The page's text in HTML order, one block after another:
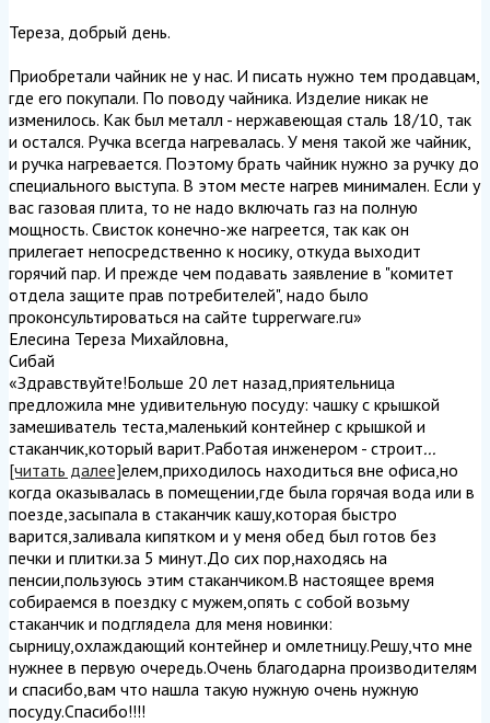
Тереза, добрый день.
Приобретали чайник не у нас. И писать нужно тем продавцам,
где его покупали. По поводу чайника. Изделие никак не
изменилось. Как был металл - нержавеющая сталь 18/10, так
и остался. Ручка всегда нагревалась. У меня такой же чайник,
и ручка нагревается. Поэтому брать чайник нужно за ручку до
специального выступа. В этом месте нагрев минимален. Если у
вас газовая плита, то не надо включать газ на полную
мощность. Свисток конечно-же нагреется, так как он
прилегает непосредственно к носику, откуда выходит
горячий пар. И прежде чем подавать заявление в "комитет
отдела защите прав потребителей", надо было
проконсультироваться на сайте tupperware.ru»
Елесина Тереза Михайловна,
Сибай
«Здравствуйте!Больше 20 лет назад,приятельница
предложила мне удивительную посуду: чашку с крышкой
замешиватель теста,маленький контейнер с крышкой и
стаканчик,который варит.Работая инженером - строит...
[читать далее]елем,приходилось находиться вне офиса,но
когда оказывалась в помещении,где была горячая вода или в
поезде,засыпала в стаканчик кашу,которая быстро
варится,заливала кипятком и у меня обед был готов без
печки и плитки.за 5 минут.До сих пор,находясь на
пенсии,пользуюсь этим стаканчиком.В настоящее время
собираемся в поездку с мужем,опять с собой возьму
стаканчик и подглядела для меня новинки:
сырницу,охлаждающий контейнер и омлетницу.Решу,что мне
нужнее в первую очередь.Очень благодарна производителям
и спасибо,вам что нашла такую нужную очень нужную
посуду.Спасибо!!!!